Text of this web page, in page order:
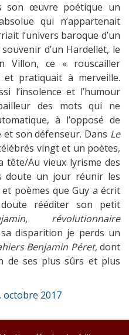
son œuvre poétique un
qui n’appartenait
l’univers baroque d’un
d’un Hardellet, le
Villon, ce « rouscailler
et pratiquait à merveille.
l’insolence et l’humour
des mots qui ne
à l’opposé de
son défenseur. Dans Le
vingt et un poètes,
tête/Au vieux lyrisme des
doute un jour réunir les
poèmes que Guy a écrit
rééditer son petit
révolutionnaire
disparition je perds un
Benjamin Péret, dont
de ses plus sûrs et plus
octobre 2017